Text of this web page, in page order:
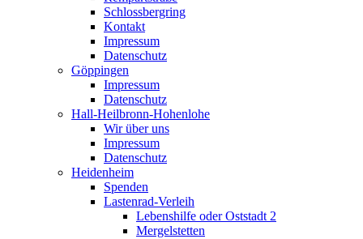
Schlossbergring
Kontakt
Impressum
Datenschutz
Göppingen
Impressum
Datenschutz
Hall-Heilbronn-Hohenlohe
Wir über uns
Impressum
Datenschutz
Heidenheim
Spenden
Lastenrad-Verleih
Lebenshilfe oder Oststadt 2
Mergelstetten